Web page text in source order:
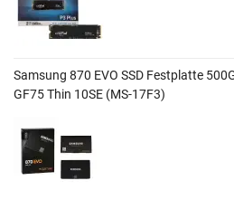
Samsung 870 EVO SSD Festplatte
GF75 Thin 10SE (MS-17F3)